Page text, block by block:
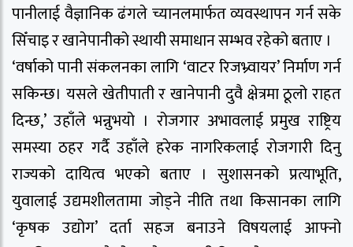
पानीलाई वैज्ञानिक ढंगले च्यानलमार्फत व्यवस्थापन गर्न सके
सिँचाइ र खानेपानीको स्थायी समाधान सम्भव रहेको बताए ।
‘वर्षाको पानी संकलनका लागि ‘वाटर रिजभ्र्वायर’ निर्माण गर्न
सकिन्छ। यसले खेतीपाती र खानेपानी दुवै क्षेत्रमा ठूलो राहत
दिन्छ,’ उहाँले भन्नुभयो । रोजगार अभावलाई प्रमुख राष्ट्रिय
समस्या ठहर गर्दै उहाँले हरेक नागरिकलाई रोजगारी दिनु
राज्यको दायित्व भएको बताए । सुशासनको प्रत्याभूति,
युवालाई उद्यमशीलतामा जोड्ने नीति तथा किसानका लागि
‘कृषक उद्योग’ दर्ता सहज बनाउने विषयलाई आफ्नो